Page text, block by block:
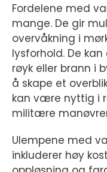
Fordelene med
mange. De gir
overvåkning i
lysforhold. De
røyk eller brann i
å skape et
kan være nyttig i
militære
Ulempene med
inkluderer høy